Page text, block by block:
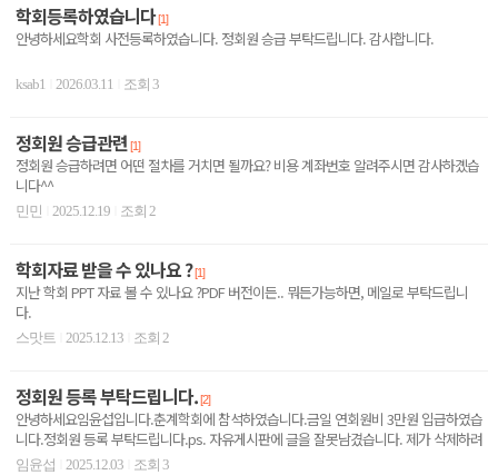
학회등록하였습니다[1]
안녕하세요학회 사전등록하였습니다. 정회원 승급 부탁드립니다. 감사합니다.
ksab1 2026.03.11 조회 3
정회원 승급관련[1]
정회원 승급하려면 어떤 절차를 거치면 될까요? 비용 계좌번호 알려주시면 감사하곘습
니다^^
민민 2025.12.19 조회 2
학회자료 받을 수 있나요 ?[1]
지난 학회 PPT 자료 볼 수 있나요 ?PDF 버전이든.. 뭐든가능하면, 메일로 부탁드립니
다.
스맛트 2025.12.13 조회 2
정회원 등록 부탁드립니다.[2]
안녕하세요임윤섭입니다.춘계학회에 참석하였습니다.금일 연회원비 3만원 입급하였습
니다.정회원 등록 부탁드립니다.ps. 자유게시판에 글을 잘못남겼습니다. 제가 삭제하려
니 안되니, 삭제 ..
임윤섭 2025.12.03 조회 3